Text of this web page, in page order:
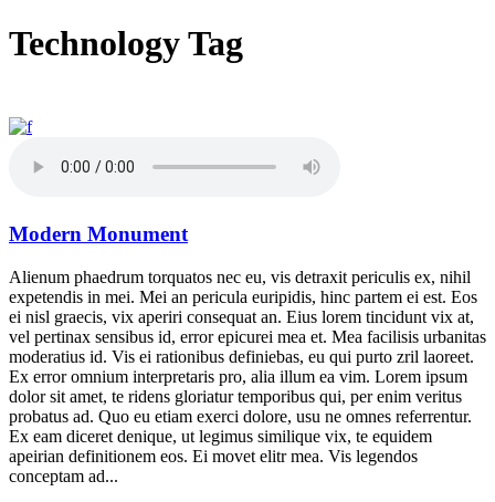
Technology Tag
Modern Monument
Alienum phaedrum torquatos nec eu, vis detraxit periculis ex, nihil
expetendis in mei. Mei an pericula euripidis, hinc partem ei est. Eos
ei nisl graecis, vix aperiri consequat an. Eius lorem tincidunt vix at,
vel pertinax sensibus id, error epicurei mea et. Mea facilisis urbanitas
moderatius id. Vis ei rationibus definiebas, eu qui purto zril laoreet.
Ex error omnium interpretaris pro, alia illum ea vim. Lorem ipsum
dolor sit amet, te ridens gloriatur temporibus qui, per enim veritus
probatus ad. Quo eu etiam exerci dolore, usu ne omnes referrentur.
Ex eam diceret denique, ut legimus similique vix, te equidem
apeirian definitionem eos. Ei movet elitr mea. Vis legendos
conceptam ad...